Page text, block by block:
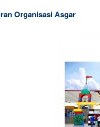
Organisasi Asgar